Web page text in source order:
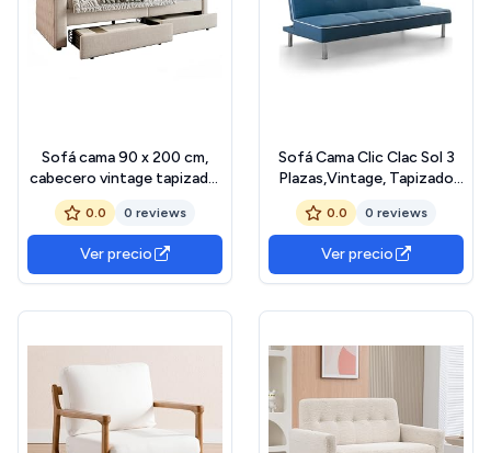
Sofá cama 90 x 200 cm,
cabecero vintage tapizado,
cama de día con 2 cajones
de almacenamiento,
estructura de cama con
somier, cama juvenil para
salón, dormitorio, lino beige
0.0 0 reviews
Ver precio
Sofá Cama Clic Clac Sol 3
Plazas,Vintage, Tapizado
Antimanchas, Sistema
Abatible, Cama Doble
190x113 cm, Tela,
Estructura Metálica Color :
Azul
0.0 0 reviews
Ver precio